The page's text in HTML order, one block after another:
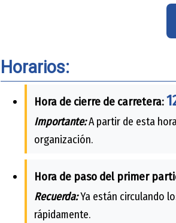
Horarios:
Hora de cierre de carretera:
Importante:A partir de esta
organización.
Hora de paso del primer
Recuerda:Ya están circulando
rápidamente.